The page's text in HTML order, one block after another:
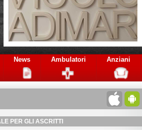
News Ambulatori Anziani
PER GLI ASCRITTI